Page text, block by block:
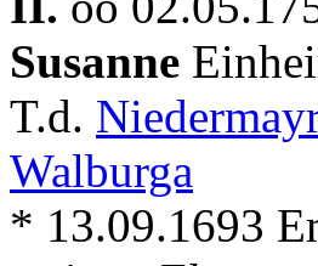
Susanne
T.d.
Walburga
* 13.09.1693